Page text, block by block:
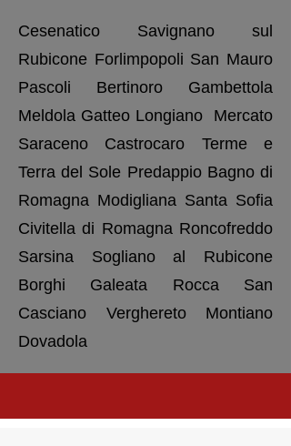
Cesenatico Savignano sul
Rubicone Forlimpopoli San Mauro
Pascoli Bertinoro Gambettola
Meldola Gatteo Longiano Mercato
Saraceno Castrocaro Terme e
Terra del Sole Predappio Bagno di
Romagna Modigliana Santa Sofia
Civitella di Romagna Roncofreddo
Sarsina Sogliano al Rubicone
Borghi Galeata Rocca San
Casciano Verghereto Montiano
Dovadola